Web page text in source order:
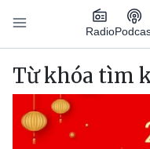
Nhảy đến nội dung
Radio
Main navigation
Từ khóa tìm